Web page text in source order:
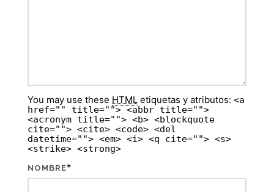
You may use these HTML etiquetas y atributos: <a
href="" title=""> <abbr title="">
<acronym title=""> <b> <blockquote
cite=""> <cite> <code> <del
datetime=""> <em> <i> <q cite=""> <s>
<strike> <strong>
NOMBRE*